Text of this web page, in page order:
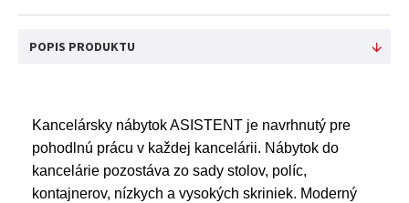
POPIS PRODUKTU
Kancelársky nábytok ASISTENT je navrhnutý pre
pohodlnú prácu v každej kancelárii. Nábytok do
kancelárie pozostáva zo sady stolov, políc,
kontajnerov, nízkych a vysokých skriniek. Moderný